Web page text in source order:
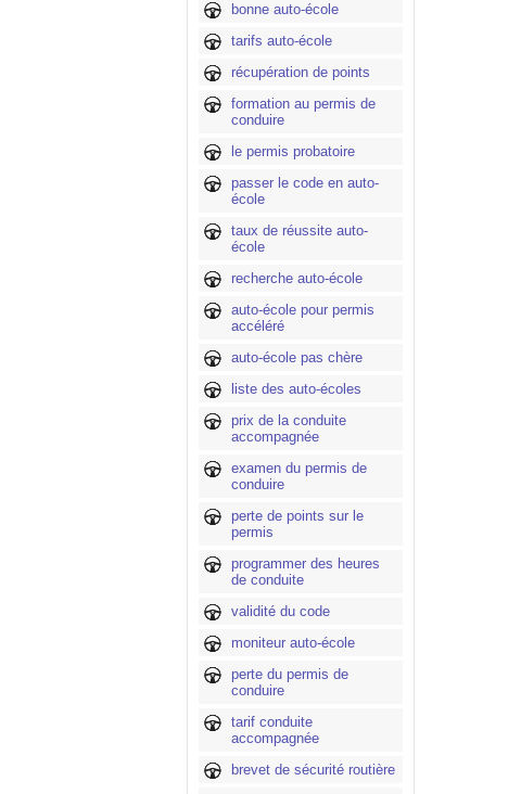
bonne auto-école
tarifs auto-école
récupération de points
formation au permis de
conduire
le permis probatoire
passer le code en auto-
école
taux de réussite auto-
école
recherche auto-école
auto-école pour permis
accéléré
auto-école pas chère
liste des auto-écoles
prix de la conduite
accompagnée
examen du permis de
conduire
perte de points sur le
permis
programmer des heures
de conduite
validité du code
moniteur auto-école
perte du permis de
conduire
tarif conduite
accompagnée
brevet de sécurité routière